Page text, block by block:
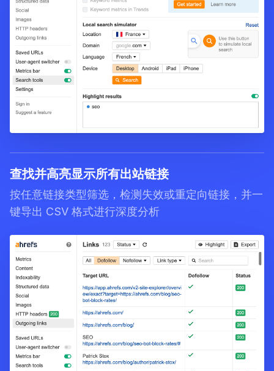
查找并高亮显示所有出站链接
按任意链接类型筛选，检测失效或重定向链接，并一
键导出 CSV 格式进行深度分析